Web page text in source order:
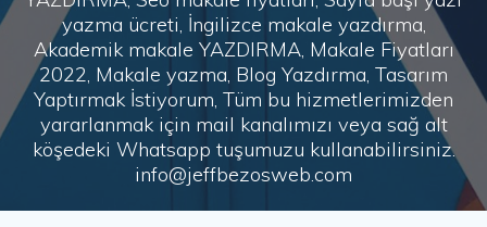
yazma ücreti, İngilizce makale yazdırma,
Akademik makale YAZDIRMA, Makale Fiyatları
2022, Makale yazma, Blog Yazdırma, Tasarım
Yaptırmak İstiyorum, Tüm bu hizmetlerimizden
yararlanmak için mail kanalımızı veya sağ alt
köşedeki Whatsapp tuşumuzu kullanabilirsiniz.
info@jeffbezosweb.com